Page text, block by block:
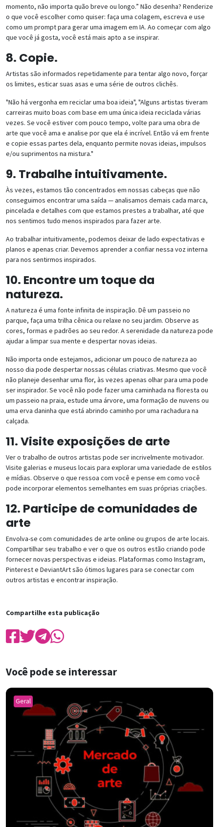
momento, não importa quão breve ou longo.” Não desenha? Renderize
o que você escolher como quiser: faça uma colagem, escreva e use
como um prompt para gerar uma imagem em IA. Ao começar com algo
que você já gosta, você está mais apto a se inspirar.
8. Copie.
Artistas são informados repetidamente para tentar algo novo, forçar
os limites, esticar suas asas e uma série de outros clichês.
"Não há vergonha em reciclar uma boa ideia", "Alguns artistas tiveram
carreiras muito boas com base em uma única ideia reciclada várias
vezes. Se você estiver com pouco tempo, volte para uma obra de
arte que você ama e analise por que ela é incrível. Então vá em frente
e copie essas partes dela, enquanto permite novas ideias, impulsos
e/ou suprimentos na mistura."
9. Trabalhe intuitivamente.
Às vezes, estamos tão concentrados em nossas cabeças que não
conseguimos encontrar uma saída — analisamos demais cada marca,
pincelada e detalhes com que estamos prestes a trabalhar, até que
nos sentimos tudo menos inspirados para fazer arte.
Ao trabalhar intuitivamente, podemos deixar de lado expectativas e
planos e apenas criar. Devemos aprender a confiar nessa voz interna
para nos sentirmos inspirados.
10. Encontre um toque da
natureza.
A natureza é uma fonte infinita de inspiração. Dê um passeio no
parque, faça uma trilha cênica ou relaxe no seu jardim. Observe as
cores, formas e padrões ao seu redor. A serenidade da natureza pode
ajudar a limpar sua mente e despertar novas ideias.
Não importa onde estejamos, adicionar um pouco de natureza ao
nosso dia pode despertar nossas células criativas. Mesmo que você
não planeje desenhar uma flor, às vezes apenas olhar para uma pode
ser inspirador. Se você não pode fazer uma caminhada na floresta ou
um passeio na praia, estude uma árvore, uma formação de nuvens ou
uma erva daninha que está abrindo caminho por uma rachadura na
calçada.
11. Visite exposições de arte
Ver o trabalho de outros artistas pode ser incrivelmente motivador.
Visite galerias e museus locais para explorar uma variedade de estilos
e mídias. Observe o que ressoa com você e pense em como você
pode incorporar elementos semelhantes em suas próprias criações.
12. Participe de comunidades de
arte
Envolva-se com comunidades de arte online ou grupos de arte locais.
Compartilhar seu trabalho e ver o que os outros estão criando pode
fornecer novas perspectivas e ideias. Plataformas como Instagram,
Pinterest e DeviantArt são ótimos lugares para se conectar com
outros artistas e encontrar inspiração.
Compartilhe esta publicação
Você pode se interessar
Geral